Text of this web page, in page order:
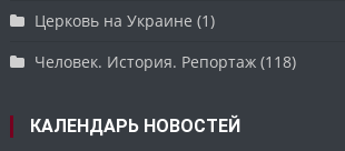
Церковь на Украине (1)
Человек. История. Репортаж (118)
КАЛЕНДАРЬ НОВОСТЕЙ